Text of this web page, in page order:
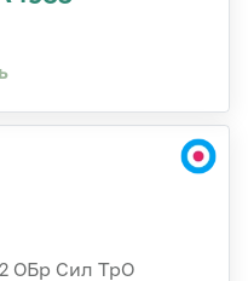
ОБр Сил ТрО